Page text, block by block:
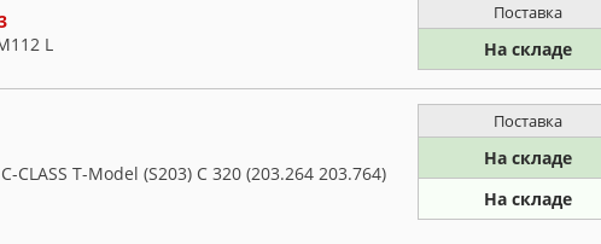
L
Поставка
На складе
CLASS T-Model (S203) C 320 (203.264 203.764)
Поставка
На складе
На складе